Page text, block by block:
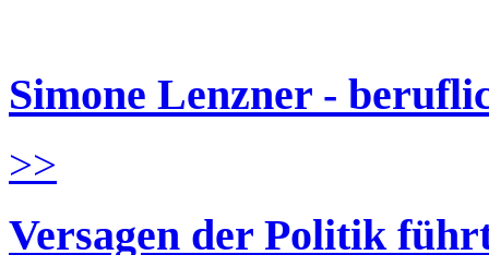
Simone Lenzner -
>>
Versagen der Politik